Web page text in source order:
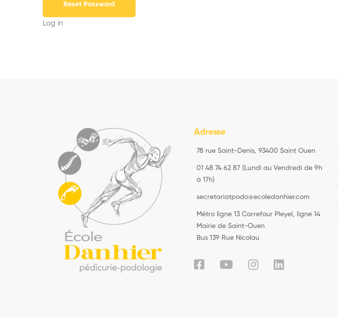
Log in
Adresse
78 rue Saint-Denis, 93400 Saint Ouen
01 48 74 62 87 (Lundi au Vendredi de 9h
à 17h)
secretariatpodo@ecoledanhier.com
Métro ligne 13 Carrefour Pleyel, ligne 14
Mairie de Saint-Ouen
Bus 139 Rue Nicolau